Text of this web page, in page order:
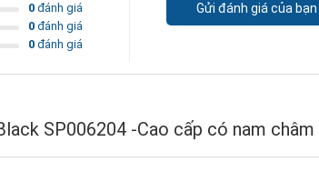
0đánh giá
0đánh giá
0đánh giá
Gửi đánh giá của bạn
SP006204 -Cao cấp có nam châm